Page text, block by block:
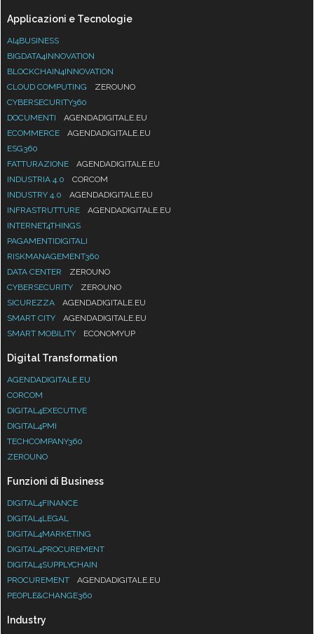
Applicazioni e Tecnologie
AI4BUSINESS
BIGDATA4INNOVATION
BLOCKCHAIN4INNOVATION
CLOUD COMPUTING
ZEROUNO
CYBERSECURITY360
DOCUMENTI
AGENDADIGITALE.EU
ECOMMERCE
AGENDADIGITALE.EU
ESG360
FATTURAZIONE
AGENDADIGITALE.EU
INDUSTRIA 4.0
CORCOM
INDUSTRY 4.0
AGENDADIGITALE.EU
INFRASTRUTTURE
AGENDADIGITALE.EU
INTERNET4THINGS
PAGAMENTIDIGITALI
RISKMANAGEMENT360
DATA CENTER
ZEROUNO
CYBERSECURITY
ZEROUNO
SICUREZZA
AGENDADIGITALE.EU
SMART CITY
AGENDADIGITALE.EU
SMART MOBILITY
ECONOMYUP
Digital Transformation
AGENDADIGITALE.EU
CORCOM
DIGITAL4EXECUTIVE
DIGITAL4PMI
TECHCOMPANY360
ZEROUNO
Funzioni di Business
DIGITAL4FINANCE
DIGITAL4LEGAL
DIGITAL4MARKETING
DIGITAL4PROCUREMENT
DIGITAL4SUPPLYCHAIN
PROCUREMENT
AGENDADIGITALE.EU
PEOPLE&CHANGE360
Industry